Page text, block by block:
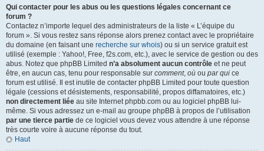
Qui contacter pour les abus ou les questions légales concernant ce
forum ?
Contactez n’importe lequel des administrateurs de la liste « L’équipe du
forum ». Si vous restez sans réponse alors prenez contact avec le propriétaire
du domaine (en faisant une recherche sur whois) ou si un service gratuit est
utilisé (exemple : Yahoo!, Free, f2s.com, etc.), avec le service de gestion ou des
abus. Notez que phpBB Limited n’a absolument aucun contrôle et ne peut
être, en aucun cas, tenu pour responsable sur comment, où ou par qui ce
forum est utilisé. Il est inutile de contacter phpBB Limited pour toute question
légale (cessions et désistements, responsabilité, propos diffamatoires, etc.)
non directement liée au site Internet phpbb.com ou au logiciel phpBB lui-
même. Si vous adressez un e-mail au groupe phpBB à propos de l’utilisation
par une tierce partie de ce logiciel vous devez vous attendre à une réponse
très courte voire à aucune réponse du tout.
Haut